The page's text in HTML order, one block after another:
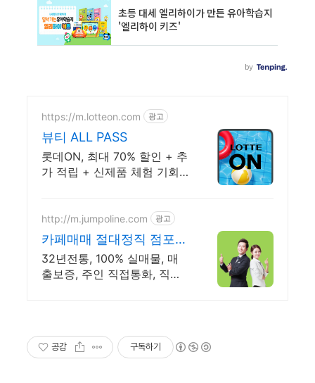
https://m.lotteon.com 광고
뷰티 ALL PASS
롯데ON, 최대 70% 할인 + 추
가 적립 + 신제품 체험 기회
http://m.jumpoline.com 광고
카페매매 절대정직 점포라
인 빠른 직거래 & 안전중
개거래
32년전통, 100% 실매물, 매
출보증, 주인 직접통화, 직거
공감 구독하기